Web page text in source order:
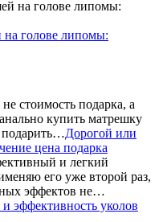
на голове липомы:
стоимость подарка, а
купить матрешку
Дорогой или
цена подарка
и легкий
его уже второй раз,
эффектов не…
эффективность уколов